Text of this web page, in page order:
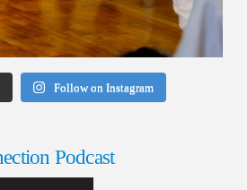
Follow on Instagram
Podcast